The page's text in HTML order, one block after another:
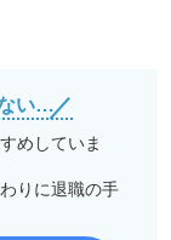
い…
めしていま
りに退職の手